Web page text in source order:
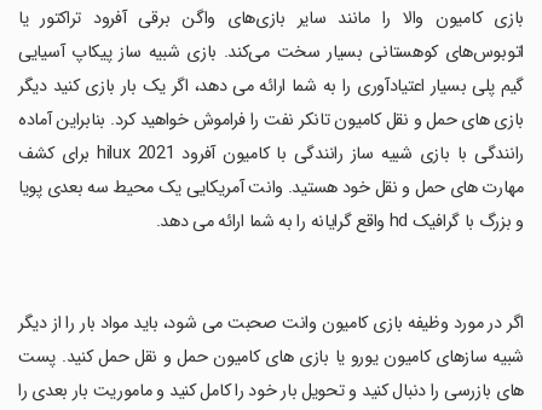
بازی کامیون والا را مانند سایر بازی‌های واگن برقی آفرود تراکتور یا
اتوبوس‌های کوهستانی بسیار سخت می‌کند. بازی شبیه ساز پیکاپ آسیایی
گیم پلی بسیار اعتیادآوری را به شما ارائه می دهد، اگر یک بار بازی کنید دیگر
بازی های حمل و نقل کامیون تانکر نفت را فراموش خواهید کرد. بنابراین آماده
رانندگی با بازی شبیه ساز رانندگی با کامیون آفرود hilux 2021 برای کشف
مهارت های حمل و نقل خود هستید. وانت آمریکایی یک محیط سه بعدی پویا
و بزرگ با گرافیک hd واقع گرایانه را به شما ارائه می دهد.
‏اگر در مورد وظیفه بازی کامیون وانت صحبت می شود، باید مواد بار را از دیگر
شبیه سازهای کامیون یورو یا بازی های کامیون حمل و نقل حمل کنید. پست
های بازرسی را دنبال کنید و تحویل بار خود را کامل کنید و ماموریت بار بعدی را